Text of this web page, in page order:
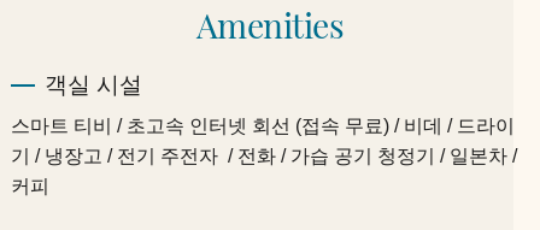
Amenities
객실 시설
스마트 티비 / 초고속 인터넷 회선 (접속 무료) / 비데 / 드라이
기 / 냉장고 / 전기 주전자 / 전화 / 가습 공기 청정기 / 일본차 /
커피